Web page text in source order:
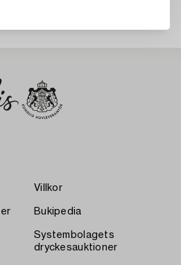
Villkor
Bukipedia
Systembolagets
dryckesauktioner